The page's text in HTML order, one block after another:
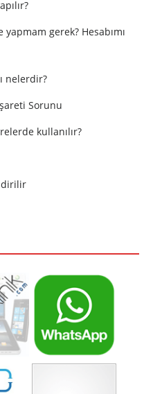
gerek? Hesabımı
nelerdir?
Sorunu
kullanılır?